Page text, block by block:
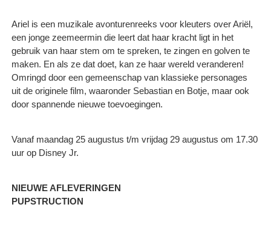
Ariel is een muzikale avonturenreeks voor kleuters over Ariël,
een jonge zeemeermin die leert dat haar kracht ligt in het
gebruik van haar stem om te spreken, te zingen en golven te
maken. En als ze dat doet, kan ze haar wereld veranderen!
Omringd door een gemeenschap van klassieke personages
uit de originele film, waaronder Sebastian en Botje, maar ook
door spannende nieuwe toevoegingen.
Vanaf maandag 25 augustus t/m vrijdag 29 augustus om 17.30
uur op Disney Jr.
NIEUWE AFLEVERINGEN
PUPSTRUCTION